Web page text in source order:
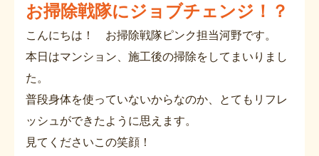
お掃除戦隊にジョブチェンジ！？
こんにちは！ お掃除戦隊ピンク担当河野です。
本日はマンション、施工後の掃除をしてまいりまし
た。
普段身体を使っていないからなのか、とてもリフレ
ッシュができたように思えます。
見てくださいこの笑顔！